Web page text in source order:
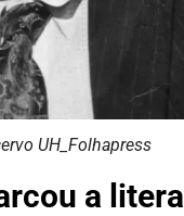
UH_Folhapress
a